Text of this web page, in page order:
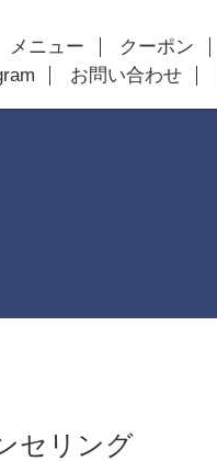
メニュー クーポン
お問い合わせ
セリング